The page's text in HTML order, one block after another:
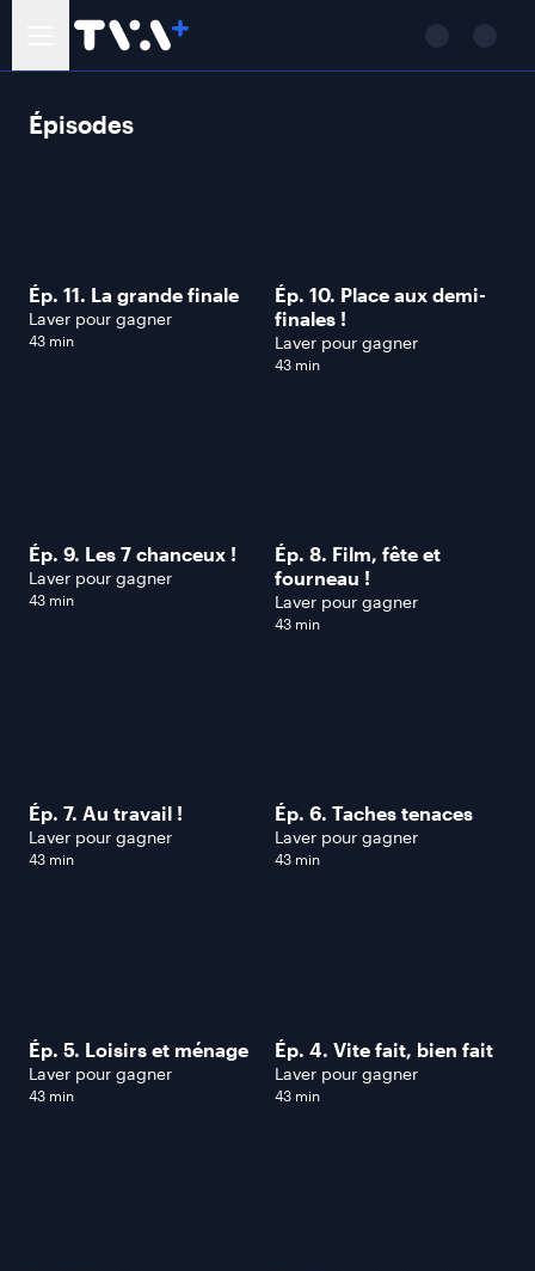
Épisodes
Ép. 11. La grande finale
Laver pour gagner
43 min
Ép. 10. Place aux demi-
finales !
Laver pour gagner
43 min
Ép. 9. Les 7 chanceux !
Laver pour gagner
43 min
Ép. 8. Film, fête et
fourneau !
Laver pour gagner
43 min
Ép. 7. Au travail !
Laver pour gagner
43 min
Ép. 6. Taches tenaces
Laver pour gagner
43 min
Ép. 5. Loisirs et ménage
Laver pour gagner
43 min
Ép. 4. Vite fait, bien fait
Laver pour gagner
43 min